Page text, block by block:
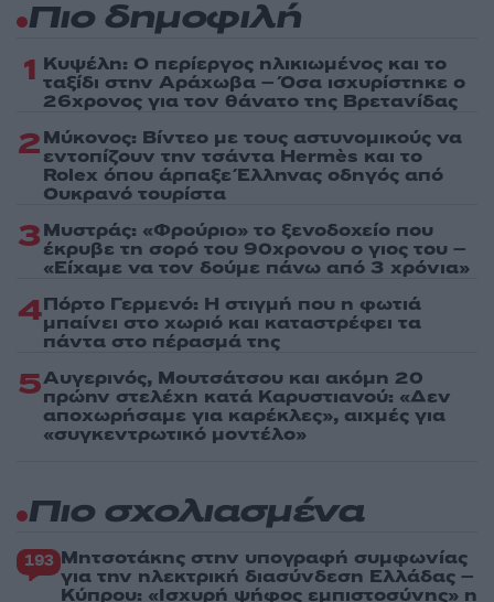
Πιο δημοφιλή
1 Κυψέλη: Ο περίεργος ηλικιωμένος και το
ταξίδι στην Αράχωβα – Όσα ισχυρίστηκε ο
26χρονος για τον θάνατο της Βρετανίδας
2Μύκονος: Βίντεο με τους αστυνομικούς να
εντοπίζουν την τσάντα Hermès και το
Rolex όπου άρπαξε Έλληνας οδηγός από
Ουκρανό τουρίστα
3Μυστράς: «Φρούριο» το ξενοδοχείο που
έκρυβε τη σορό του 90χρονου ο γιος του –
«Είχαμε να τον δούμε πάνω από 3 χρόνια»
4Πόρτο Γερμενό: Η στιγμή που η φωτιά
μπαίνει στο χωριό και καταστρέφει τα
πάντα στο πέρασμά της
5Αυγερινός, Μουτσάτσου και ακόμη 20
πρώην στελέχη κατά Καρυστιανού: «Δεν
αποχωρήσαμε για καρέκλες», αιχμές για
«συγκεντρωτικό μοντέλο»
Πιο σχολιασμένα
193 Μητσοτάκης στην υπογραφή συμφωνίας
για την ηλεκτρική διασύνδεση Ελλάδας –
Κύπρου: «Ισχυρή ψήφος εμπιστοσύνης» η